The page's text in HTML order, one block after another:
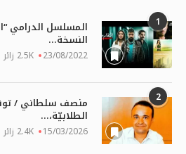
1 المسلسل الدرامي
النسخة...
23/08/2022 2.5K زائر
2
الطلابيّة،...
15/03/2026 2.4K زائر